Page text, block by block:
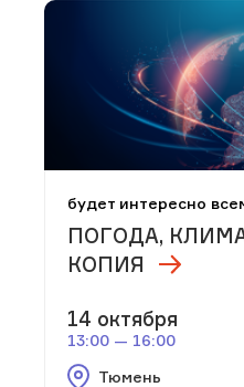
будет интересно
ПОГОДА,
КОПИЯ
14 октября
13:00 — 16:00
Тюмень